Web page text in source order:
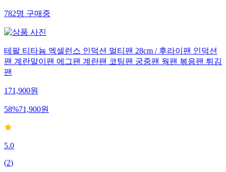
782명 구매중
테팔 티타늄 엑셀런스 인덕션 멀티팬 28cm / 후라이팬 인덕션
팬 계란말이팬 에그팬 계란팬 코팅팬 궁중팬 웍팬 볶음팬 튀김
팬
171,900원
58%71,900원
5.0
(2)